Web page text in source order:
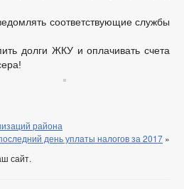
соответствующие службы
долги ЖКУ и оплачивать счета
района
день уплаты налогов за 2017 »
сайт.